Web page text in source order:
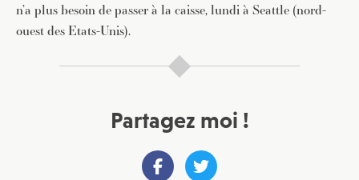
n’a plus besoin de passer à la caisse, lundi à Seattle (nord-
ouest des Etats-Unis).
Partagez moi !